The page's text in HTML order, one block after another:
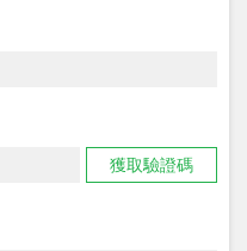
獲取驗證碼